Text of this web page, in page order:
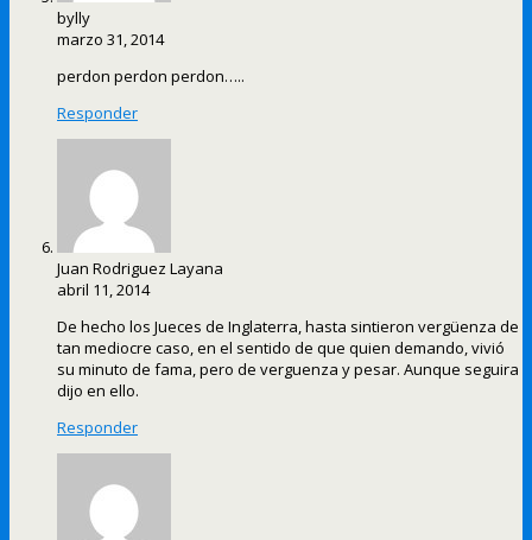
bylly
marzo 31, 2014
perdon perdon perdon…..
Responder
Juan Rodriguez Layana
abril 11, 2014
De hecho los Jueces de Inglaterra, hasta sintieron vergüenza de
tan mediocre caso, en el sentido de que quien demando, vivió
su minuto de fama, pero de verguenza y pesar. Aunque seguira
dijo en ello.
Responder